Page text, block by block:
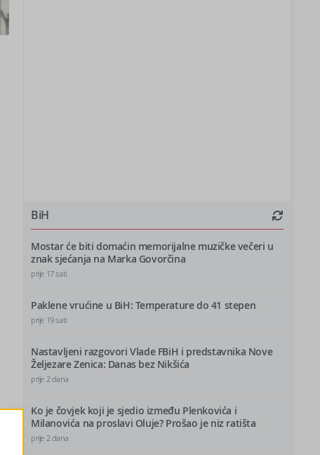
BiH
Mostar će biti domaćin memorijalne muzičke večeri u
znak sjećanja na Marka Govorčina
prije 17 sati
Paklene vrućine u BiH: Temperature do 41 stepen
prije 19 sati
Nastavljeni razgovori Vlade FBiH i predstavnika Nove
Željezare Zenica: Danas bez Nikšića
prije 2 dana
Ko je čovjek koji je sjedio između Plenkovića i
Milanovića na proslavi Oluje? Prošao je niz ratišta
prije 2 dana